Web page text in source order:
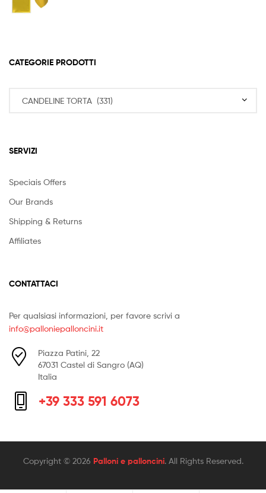
CATEGORIE PRODOTTI
SERVIZI
Speciais Offers
Our Brands
Shipping & Returns
Affiliates
CONTATTACI
Per qualsiasi informazioni, per favore scrivi a
info@palloniepalloncini.it
Piazza Patini, 22
67031 Castel di Sangro (AQ)
Italia
+39 333 591 6073
Copyright © 2026 Palloni e palloncini. All Rights Reserved.